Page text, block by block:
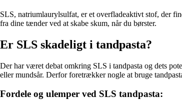
SLS, natriumlaurylsulfat, er et overfladeaktivt stof, der
fra dine tænder ved at skabe skum, når du børster.
Er SLS skadeligt i tandpasta?
Der har været debat omkring SLS i tandpasta og dets
eller mundsår. Derfor foretrækker nogle at bruge
Fordele og ulemper ved SLS tandpasta: